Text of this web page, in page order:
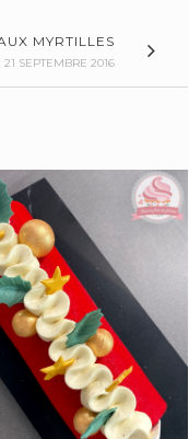
MYRTILLES
21 SEPTEMBRE 2016